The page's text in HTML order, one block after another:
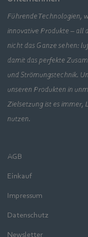
Führende Technologien,
innovative Produkte – all
nicht das Ganze sehen:
damit das perfekte
und Strömungstechnik.
unseren Produkten in
Zielsetzung ist es immer,
nutzen.
AGB
Einkauf
Impressum
Datenschutz
Newsletter